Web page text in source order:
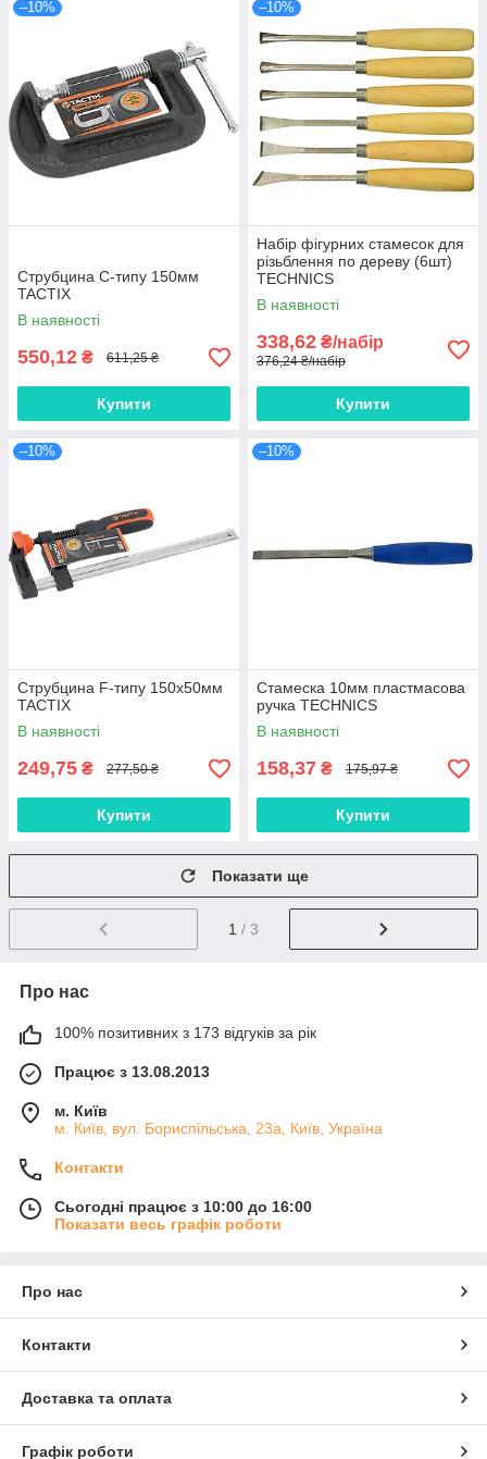
–10%
Струбцина C-типу 150мм
TACTIX
В наявності
550,12 ₴ 611,25 ₴
Купити
–10%
Набір фігурних стамесок для
різьблення по дереву (6шт)
TECHNICS
В наявності
338,62 ₴/набір
376,24 ₴/набір
Купити
–10%
Струбцина F-типу 150х50мм
TACTIX
В наявності
249,75 ₴ 277,50 ₴
Купити
–10%
Стамеска 10мм пластмасова
ручка TECHNICS
В наявності
158,37 ₴ 175,97 ₴
Купити
Показати ще
1 / 3
Про нас
100% позитивних з 173 відгуків за рік
Працює з 13.08.2013
м. Київ
м. Київ, вул. Бориспільська, 23а, Київ, Україна
Контакти
Сьогодні працює з 10:00 до 16:00
Показати весь графік роботи
Про нас
Контакти
Доставка та оплата
Графік роботи